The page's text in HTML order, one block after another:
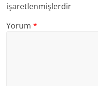
işaretlenmişlerdir
Yorum*